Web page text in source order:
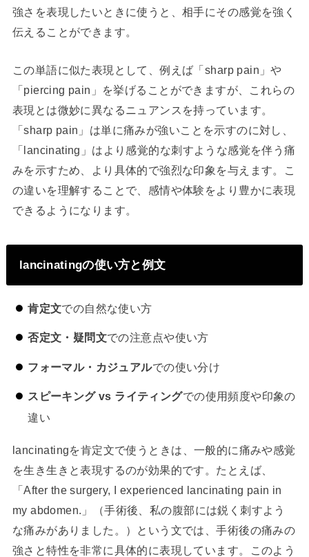
強さを表現したいときに使うと、相手にその感覚を強く
伝えることができます。
この単語に似た表現として、例えば「sharp pain」や
「piercing pain」を挙げることができますが、これらの
表現とは微妙に異なるニュアンスを持っています。
「sharp pain」は単に痛みが強いことを示すのに対し、
「lancinating」はより感覚的な刺すような感覚を伴う痛
みを示すため、より具体的で強烈な印象を与えます。こ
の違いを理解することで、感情や体験をより豊かに表現
できるようになります。
lancinatingの使い方と例文
肯定文での自然な使い方
否定文・疑問文での注意点や使い方
フォーマル・カジュアルでの使い分け
スピーキング vs ライティングでの使用頻度や印象の
違い
lancinatingを肯定文で使うときは、一般的に痛みや感覚
を生き生きと表現するのが効果的です。たとえば、
「After the surgery, I experienced lancinating pain in
my abdomen.」（手術後、私の腹部には鋭く刺すよう
な痛みがありました。）という文では、手術後の痛みの
強さと特性を非常に具体的に表現しています。このよう